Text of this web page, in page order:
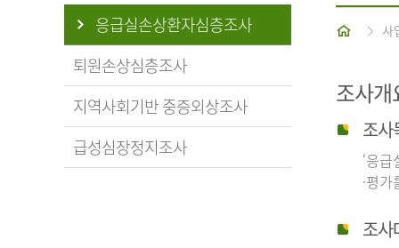
응급실손상환자심층조사
퇴원손상심층조사
지역사회기반 중증외상조사
급성심장정지조사
홈 사
조사개
조사
‘응
·평
조사